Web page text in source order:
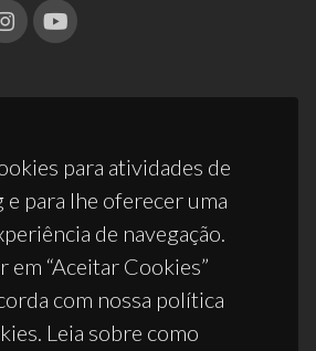
para atividades de
e para lhe oferecer uma
de navegação.
em “Aceitar Cookies”
com nossa política
Leia sobre como
Santiago